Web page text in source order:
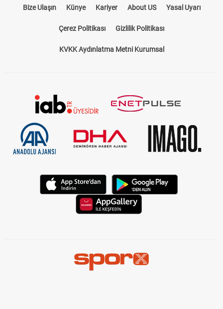
Bize Ulaşın Künye Kariyer About US Yasal Uyarı
Çerez Politikası Gizlilik Politikası
KVKK Aydınlatma Metni Kurumsal